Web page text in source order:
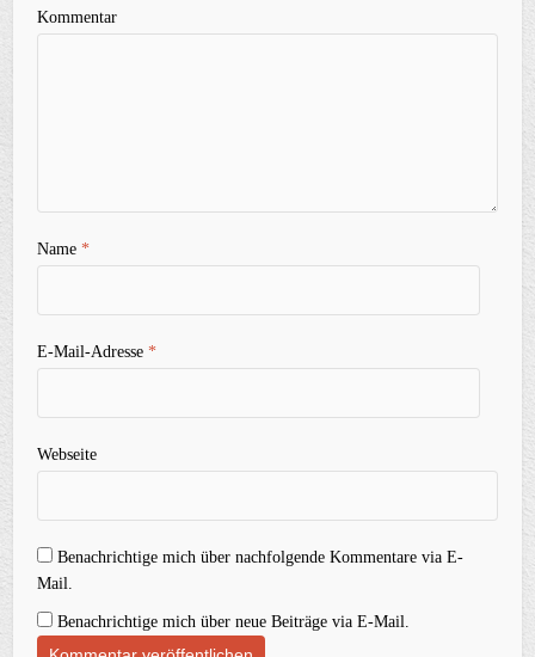
Kommentar
Name*
E-Mail-Adresse*
Webseite
Benachrichtige mich über nachfolgende Kommentare via E-
Mail.
Benachrichtige mich über neue Beiträge via E-Mail.